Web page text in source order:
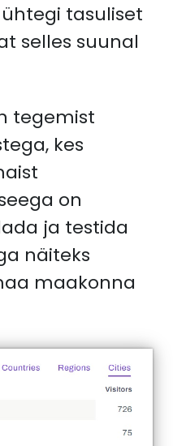
tasuliset
selles suunal
tegemist
kes
on
ja testida
näiteks
maakonna